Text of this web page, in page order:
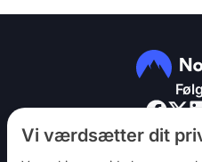
Vi værdsætter dit